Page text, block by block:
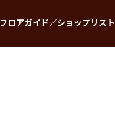
フロアガイド／ショップリスト